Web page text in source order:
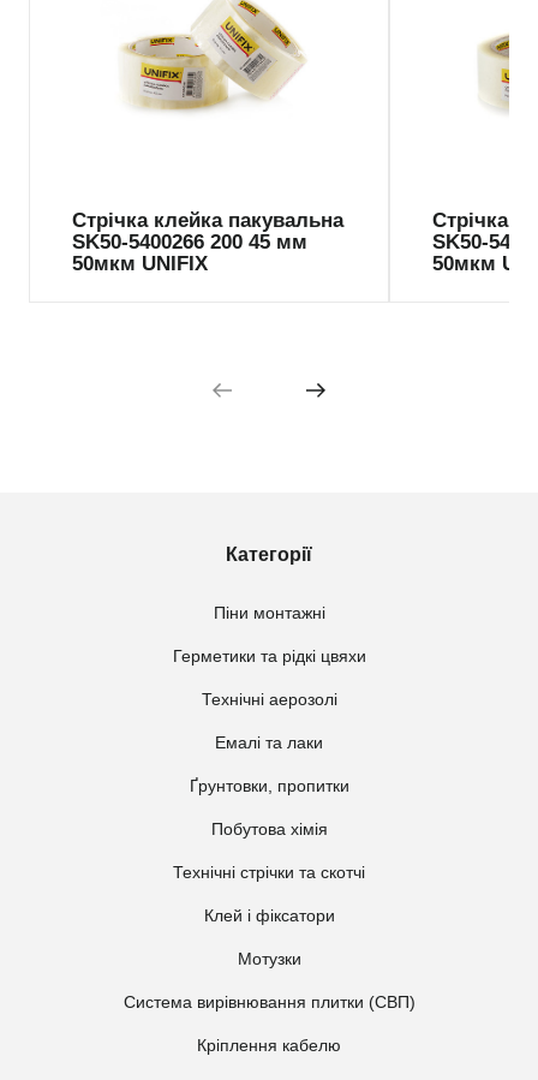
Стрічка клейка пакувальна
SK50-5400266 200 45 мм
50мкм UNIFIX
Стрічка
SK50-
50мкм
Категорії
Піни монтажні
Герметики та рідкі цвяхи
Технічні аерозолі
Емалі та лаки
Ґрунтовки, пропитки
Побутова хімія
Технічні стрічки та скотчі
Клей і фіксатори
Мотузки
Система вирівнювання плитки (СВП)
Кріплення кабелю